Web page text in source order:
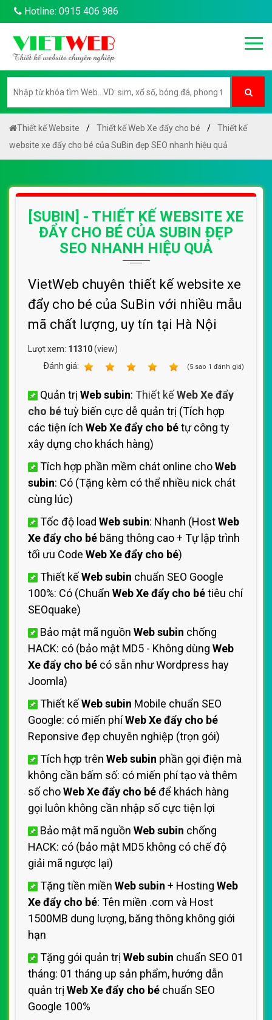
Hotline: 0915 406 986
Thiết kế Website Thiết kế Web Xe đẩy cho bé
Thiết kế
website xe đẩy cho bé của SuBin đẹp SEO nhanh hiệu quả
[SUBIN] - THIẾT KẾ WEBSITE XE
ĐẨY CHO BÉ CỦA SUBIN ĐẸP
SEO NHANH HIỆU QUẢ
VietWeb chuyên thiết kế website xe
đẩy cho bé của SuBin với nhiều mẫu
mã chất lượng, uy tín tại Hà Nội
Lượt xem: 11310(view)
Ðánh giá:
(5 sao 1 đánh giá)
Quản trị Web subin: Thiết kếWeb Xe đẩy
cho bétuỳ biến cực dễ quản trị (Tích hợp
các tiện ích Web Xe đẩy cho bétự công ty
xây dựng cho khách hàng)
Tích hợp phần mềm chát online choWeb
subin: Có (Tặng kèm có thể nhiều nick chát
cùng lúc)
Tốc độ load Web subin: Nhanh (HostWeb
Xe đẩy cho bé băng thông cao + Tự lập trình
tối ưu Code Web Xe đẩy cho bé)
Thiết kếWeb subin chuẩn SEO Google
100%: Có (Chuẩn Web Xe đẩy cho bétiêu chí
SEOquake)
Bảo mật mã nguồn Web subin chống
HACK: có (bảo mật MD5 - Không dùng Web
Xe đẩy cho bé có sẵn như Wordpress hay
Joomla)
Thiết kếWeb subin Mobile chuẩn SEO
Google: có miến phíWeb Xe đẩy cho bé
Reponsive đẹp chuyên nghiệp (trọn gói)
Tích hợp trên Web subin phần gọi điện mà
không cần bấm số: có miến phí tạo và thêm
số choWeb Xe đẩy cho béđể khách hàng
gọi luôn không cần nhập số cực tiện lợi
Bảo mật mã nguồn Web subin chống
HACK: có (bảo mật MD5 không có chế độ
giải mã ngược lại)
Tặng tiền miền Web subin + Hosting Web
Xe đẩy cho bé: Tên miền .com và Host
1500MB dung lượng, băng thông không giới
hạn
Tặng gói quản trị Web subin chuẩn SEO 01
tháng: 01 tháng up sản phẩm, hướng dẫn
quản trị Web Xe đẩy cho bé chuẩn SEO
Google 100%